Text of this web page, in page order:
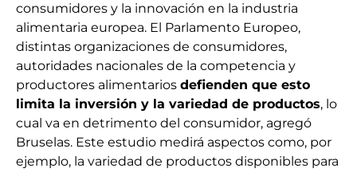
consumidores y la innovación en la industria
alimentaria europea. El Parlamento Europeo,
distintas organizaciones de consumidores,
autoridades nacionales de la competencia y
productores alimentarios defienden que esto
limita la inversión y la variedad de productos, lo
cual va en detrimento del consumidor, agregó
Bruselas. Este estudio medirá aspectos como, por
ejemplo, la variedad de productos disponibles para